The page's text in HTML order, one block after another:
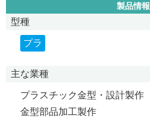
製品情報
型種
プラ
主な業種
プラスチック金型・設計製作
金型部品加工製作